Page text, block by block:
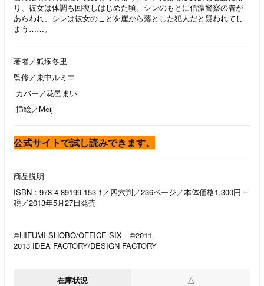
り、彼女は体調も回復しはじめた頃。シンのもとに信濃警察の者が
あらわれ、シンは彼女のことを崖から落とした犯人だと疑われてし
まう……。
著者／狐塚冬里
監修／東中ルミエ
カバー／花邑まい
挿絵／Meij
公式サイトで試し読みできます。
商品説明
ISBN：978-4-89199-153-1／四六判／236ページ／本体価格1,300円＋
税／2013年5月27日発売
©HIFUMI SHOBO/OFFICE SIX ©2011-
2013 IDEA FACTORY/DESIGN FACTORY
在庫状況 △